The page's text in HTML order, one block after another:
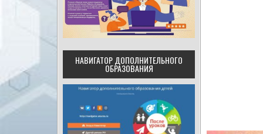
НАВИГАТОР ДОПОЛНИТЕЛЬНОГО
ОБРАЗОВАНИЯ